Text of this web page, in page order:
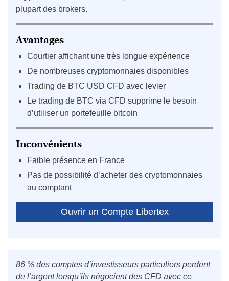
plupart des brokers.
Avantages
Courtier affichant une très longue expérience
De nombreuses cryptomonnaies disponibles
Trading de BTC USD CFD avec levier
Le trading de BTC via CFD supprime le besoin
d’utiliser un portefeuille bitcoin
Inconvénients
Faible présence en France
Pas de possibilité d’acheter des cryptomonnaies
au comptant
Ouvrir un Compte Libertex
86 % des comptes d’investisseurs particuliers perdent
de l’argent lorsqu’ils négocient des CFD avec ce